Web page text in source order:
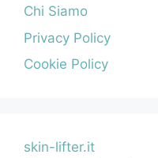
Chi Siamo
Privacy Policy
Cookie Policy
skin-lifter.it